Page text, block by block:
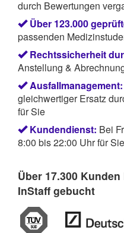
durch Bewertungen
Über 123.000
passenden
Rechtssicherheit
Anstellung &
Ausfallmanagement:
gleichwertiger Ersatz
für Sie
Kundendienst: Bei
8:00 bis 22:00 Uhr für
Über 17.300
InStaff gebucht